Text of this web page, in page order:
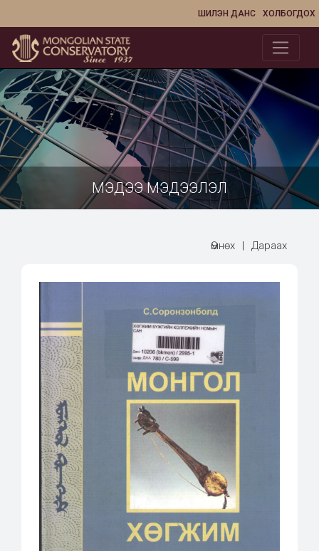
ХОЛБОГДОХ
ШИЛЭН ДАНС
МЭДЭЭ МЭДЭЭЛЭЛ
Өмнөх | Дараах